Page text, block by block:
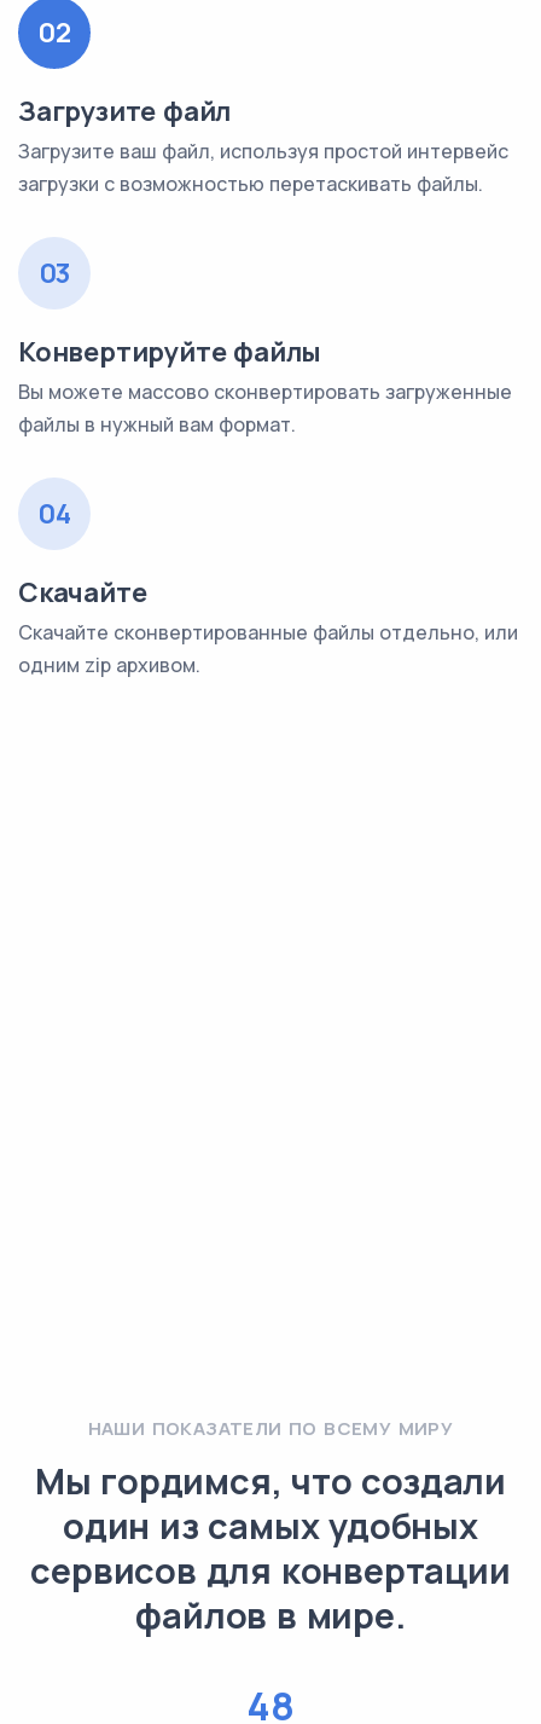
02
Загрузите файл
Загрузите ваш файл, используя простой интервейс
загрузки с возможностью перетаскивать файлы.
03
Конвертируйте файлы
Вы можете массово сконвертировать загруженные
файлы в нужный вам формат.
04
Скачайте
Скачайте сконвертированные файлы отдельно, или
одним zip архивом.
НАШИ ПОКАЗАТЕЛИ ПО ВСЕМУ МИРУ
Мы гордимся, что создали
один из самых удобных
сервисов для конвертации
файлов в мире.
48